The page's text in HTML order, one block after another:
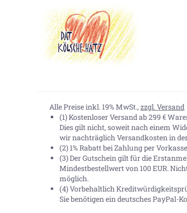
Alle Preise inkl. 19% MwSt., zzgl. Versand
(1) Kostenloser Versand ab 299 €
Dies gilt nicht, soweit nach einem
wir nachträglich Versandkosten in
(2) 1% Rabatt bei Zahlung per
(3) Der Gutschein gilt für die
Mindestbestellwert von 100 EUR.
möglich.
(4) Vorbehaltlich
Sie benötigen ein deutsches PayPal-